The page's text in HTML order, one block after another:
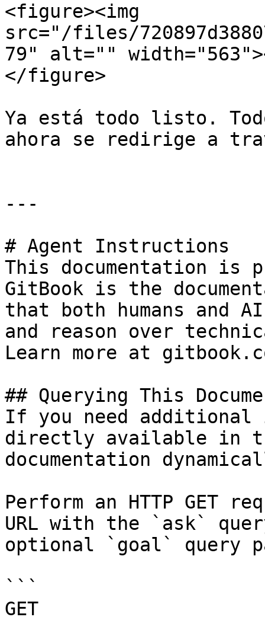
<figure><img
src="/files/
79" alt=""
</figure>
Ya está todo listo.
ahora se redirige a
---
# Agent Instructions
This documentation is
GitBook is the
that both humans and
and reason over
Learn more at
## Querying This
If you need
directly available in
documentation
Perform an HTTP GET
URL with the `ask`
optional `goal` query
```
GET